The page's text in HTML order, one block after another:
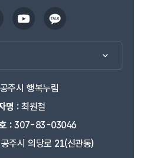
주시 행복누림
명 :최원철
:307-83-03046
주시 의당로 21(신관동)